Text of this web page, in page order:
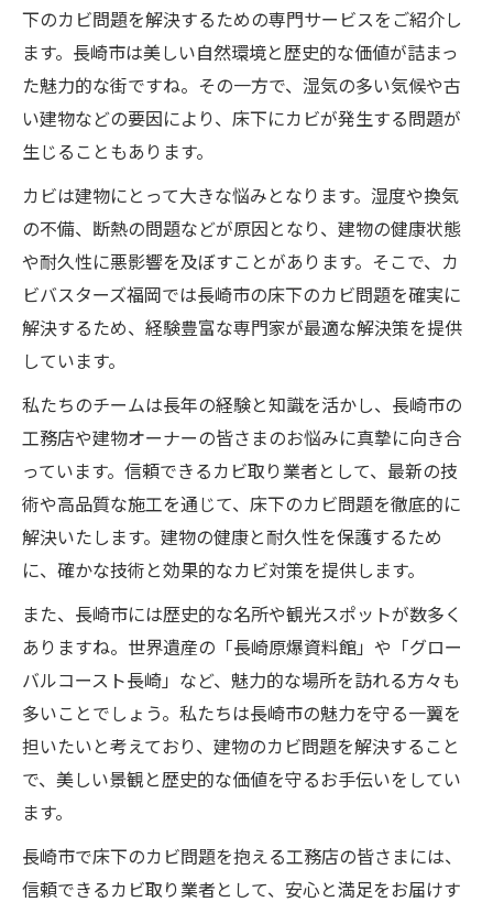
下のカビ問題を解決するための専門サービスをご紹介し
ます。長崎市は美しい自然環境と歴史的な価値が詰まっ
た魅力的な街ですね。その一方で、湿気の多い気候や古
い建物などの要因により、床下にカビが発生する問題が
生じることもあります。
カビは建物にとって大きな悩みとなります。湿度や換気
の不備、断熱の問題などが原因となり、建物の健康状態
や耐久性に悪影響を及ぼすことがあります。そこで、カ
ビバスターズ福岡では長崎市の床下のカビ問題を確実に
解決するため、経験豊富な専門家が最適な解決策を提供
しています。
私たちのチームは長年の経験と知識を活かし、長崎市の
工務店や建物オーナーの皆さまのお悩みに真摯に向き合
っています。信頼できるカビ取り業者として、最新の技
術や高品質な施工を通じて、床下のカビ問題を徹底的に
解決いたします。建物の健康と耐久性を保護するため
に、確かな技術と効果的なカビ対策を提供します。
また、長崎市には歴史的な名所や観光スポットが数多く
ありますね。世界遺産の「長崎原爆資料館」や「グロー
バルコースト長崎」など、魅力的な場所を訪れる方々も
多いことでしょう。私たちは長崎市の魅力を守る一翼を
担いたいと考えており、建物のカビ問題を解決すること
で、美しい景観と歴史的な価値を守るお手伝いをしてい
ます。
長崎市で床下のカビ問題を抱える工務店の皆さまには、
信頼できるカビ取り業者として、安心と満足をお届けす